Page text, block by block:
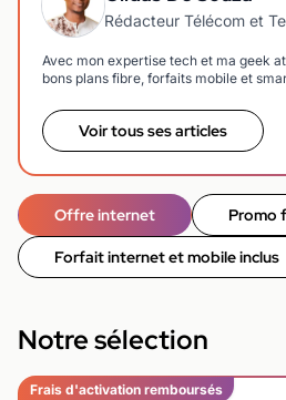
Rédacteur Télécom et
Avec mon expertise tech et ma geek
bons plans fibre, forfaits mobile et
Voir tous ses articles
Offre internet Promo
Forfait internet et mobile inclus
Notre sélection
Frais d'activation remboursés